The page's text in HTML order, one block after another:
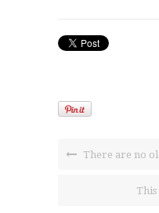
There are no
This